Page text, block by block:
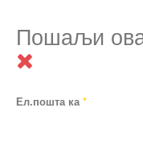
Пошаљи
Ел.пошта ка*